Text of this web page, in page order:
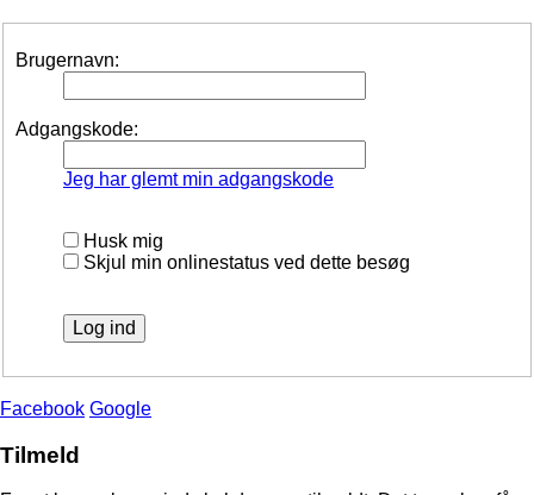
Brugernavn:
Adgangskode:
Jeg har glemt min adgangskode
Husk mig
Skjul min onlinestatus ved dette besøg
Facebook Google
Tilmeld